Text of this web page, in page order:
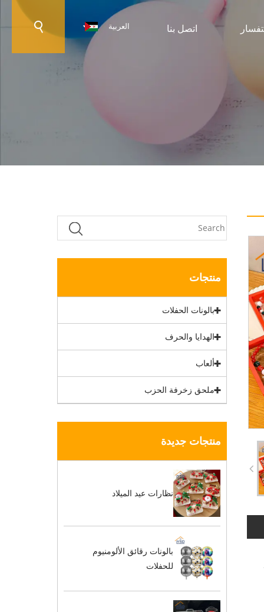
اتصل بنا العربية
منتجات
بالونات الحفلات
الهدايا والحرف
ألعاب
ملحق زخرفة الحزب
منتجات جديدة
نظارات عيد الميلاد
بالونات رقائق الألومنيوم
للحفلات